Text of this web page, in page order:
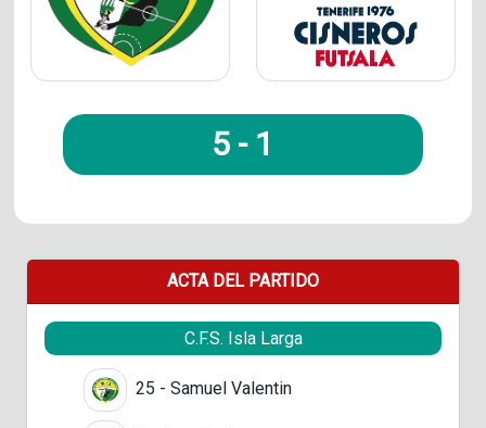
5 - 1
ACTA DEL PARTIDO
C.F.S. Isla Larga
25 - Samuel Valentin